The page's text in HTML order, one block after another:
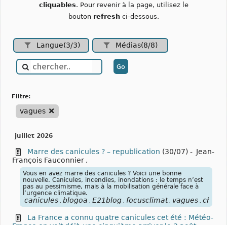
cliquables. Pour revenir à la page, utilisez le
bouton refreshci-dessous.
Langue(3/3) Médias(8/8)
filtre:
vagues
juillet 2026
Marre des canicules ? – republication (30/07) - Jean-
François Fauconnier ,
Vous en avez marre des canicules ? Voici une bonne
nouvelle. Canicules, incendies, inondations : le temps n’est
pas au pessimisme, mais à la mobilisation générale face à
l’urgence climatique.
canicules blogoa E21blog focusclimat vagues
La France a connu quatre canicules cet été : Météo-